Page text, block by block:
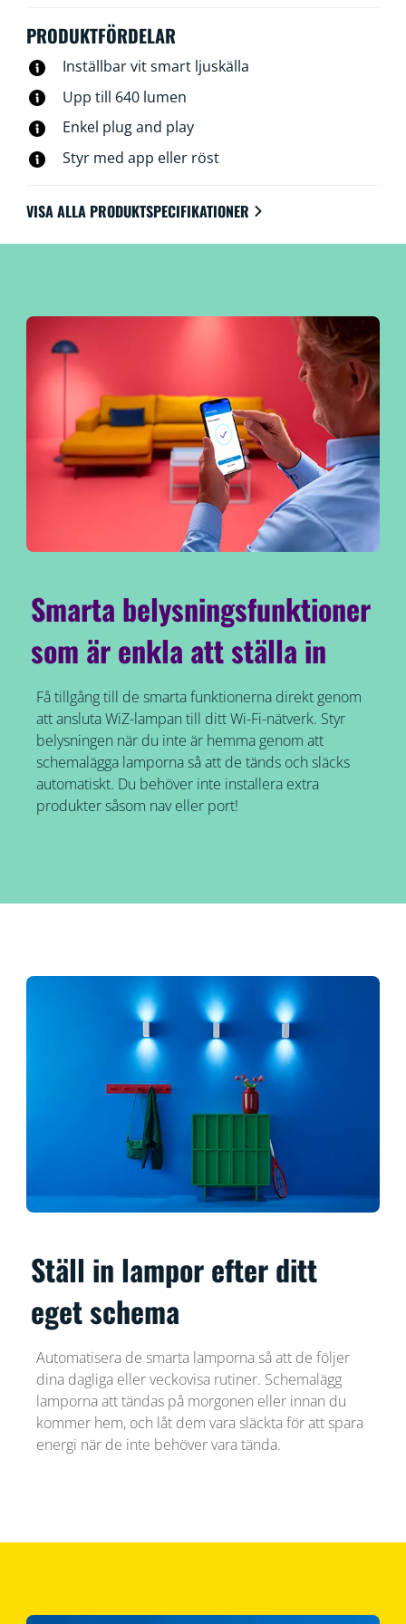
enhet behövs.
PRODUKTFÖRDELAR
Inställbar vit smart ljuskälla
Upp till 640 lumen
Enkel plug and play
Styr med app eller röst
VISA ALLA PRODUKTSPECIFIKATIONER
Smarta belysningsfunktioner
som är enkla att ställa in
Få tillgång till de smarta funktionerna direkt genom
att ansluta WiZ-lampan till ditt Wi-Fi-nätverk. Styr
belysningen när du inte är hemma genom att
schemalägga lamporna så att de tänds och släcks
automatiskt. Du behöver inte installera extra
produkter såsom nav eller port!
Ställ in lampor efter ditt
eget schema
Automatisera de smarta lamporna så att de följer
dina dagliga eller veckovisa rutiner. Schemalägg
lamporna att tändas på morgonen eller innan du
kommer hem, och låt dem vara släckta för att spara
energi när de inte behöver vara tända.